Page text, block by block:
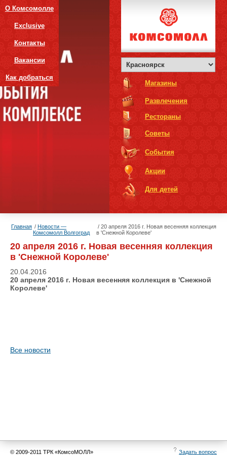
О Комсомолле
Exclusive
Контакты
Вакансии
Как добраться
Магазины
Развлечения
Рестораны
Советы
События
Акции
Для детей
Главная
Новости —
Комсомолл Волгоград
20 апреля 2016 г. Новая весенняя коллекция
в 'Снежной Королеве'
20 апреля 2016 г. Новая весенняя коллекция
в 'Снежной Королеве'
20.04.2016
20 апреля 2016 г. Новая весенняя коллекция в 'Снежной
Королеве'
Все новости
© 2009-2011 ТРК «КомсоМОЛЛ» Задать вопрос